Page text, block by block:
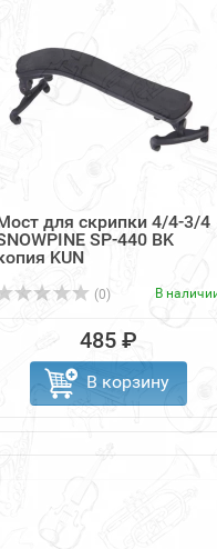
для скрипки 4/4-3/4
SP-440 BK
KUN
(0) В
485 ₽
В корзину